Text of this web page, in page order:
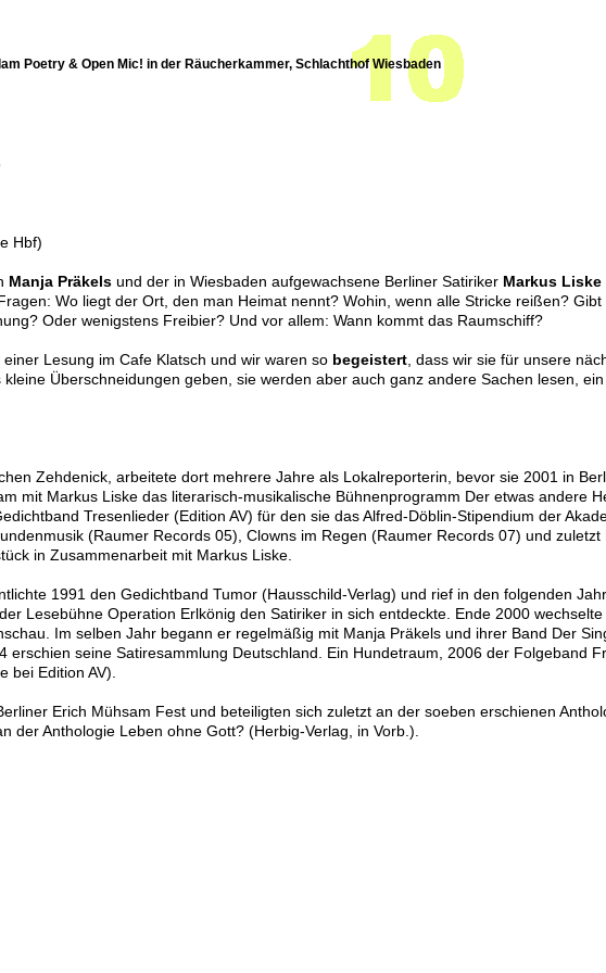
Poetry & Open Mic! in der Räucherkammer, Schlachthof Wiesbaden
Hbf)
Manja Präkels und der in Wiesbaden aufgewachsene Berliner Satiriker Markus Liske
Wo liegt der Ort, den man Heimat nennt? Wohin, wenn alle Stricke reißen?
Oder wenigstens Freibier? Und vor allem: Wann kommt das Raumschiff?
Lesung im Cafe Klatsch und wir waren so begeistert , dass wir sie für unsere
Überschneidungen geben, sie werden aber auch ganz andere Sachen lesen,
Zehdenick, arbeitete dort mehrere Jahre als Lokalreporterin, bevor sie 2001 in
mit Markus Liske das literarisch-musikalische Bühnenprogramm Der etwas andere
Tresenlieder (Edition AV) für den sie das Alfred-Döblin-Stipendium der
(Raumer Records 05), Clowns im Regen (Raumer Records 07) und zuletzt
in Zusammenarbeit mit Markus Liske.
1991 den Gedichtband Tumor (Hausschild-Verlag) und rief in den folgenden
Lesebühne Operation Erlkönig den Satiriker in sich entdeckte. Ende 2000
Im selben Jahr begann er regelmäßig mit Manja Präkels und ihrer Band Der
erschien seine Satiresammlung Deutschland. Ein Hundetraum, 2006 der Folgeband
bei Edition AV).
Erich Mühsam Fest und beteiligten sich zuletzt an der soeben erschienen
der Anthologie Leben ohne Gott? (Herbig-Verlag, in Vorb.).